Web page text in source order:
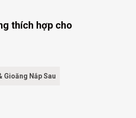
thích hợp cho
Gioăng Nắp Sau